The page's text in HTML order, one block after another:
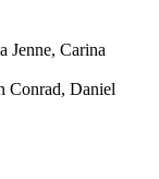
Carina
Daniel